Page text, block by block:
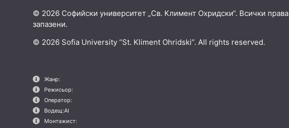
© 2026 Софийски университет „Св. Климент Охридски“. Всички права
запазени.
© 2026 Sofia University “St. Kliment Ohridski”. All rights reserved.
Жанр:
Режисьор:
Оператор:
Водещ:AI
Монтажист: